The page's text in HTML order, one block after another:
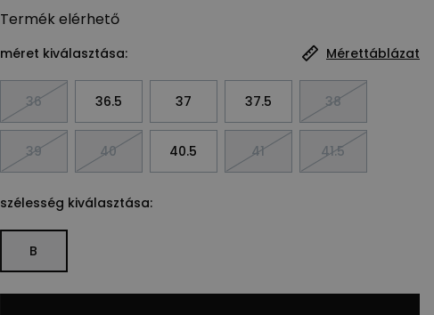
Termék elérhető
méret kiválasztása: Mérettáblázat
36 36.5 37 37.5 38
39 40 40.5 41 41.5
szélesség kiválasztása:
B